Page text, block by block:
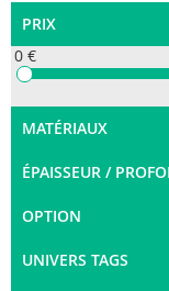
PRIX
0 €
MATÉRIAUX
ÉPAISSEUR /
OPTION
UNIVERS TAGS